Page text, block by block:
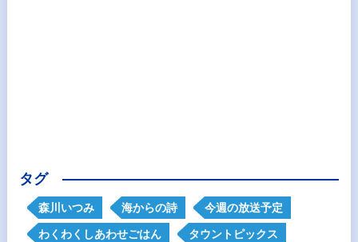
タグ
森川いつみ 海からの詩 今週の放送予定
わくわくしあわせごはん タウントピックス